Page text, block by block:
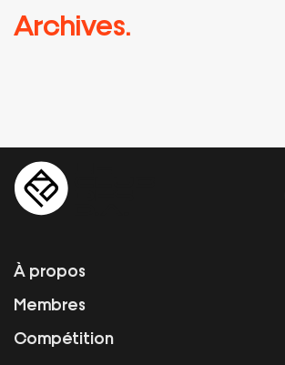
Archives.
À propos
Membres
Compétition